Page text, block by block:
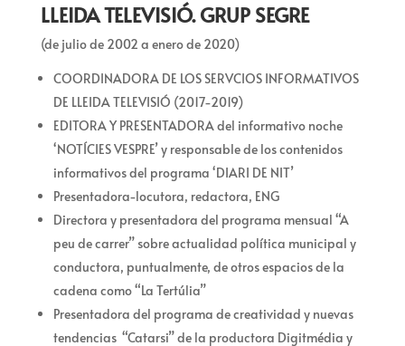
LLEIDA TELEVISIÓ. GRUP SEGRE
(de julio de 2002 a enero de 2020)
COORDINADORA DE LOS SERVCIOS INFORMATIVOS
DE LLEIDA TELEVISIÓ (2017-2019)
EDITORA Y PRESENTADORA del informativo noche
‘NOTÍCIES VESPRE’ y responsable de los contenidos
informativos del programa ‘DIARI DE NIT’
Presentadora-locutora, redactora, ENG
Directora y presentadora del programa mensual “A
peu de carrer” sobre actualidad política municipal y
conductora, puntualmente, de otros espacios de la
cadena como “La Tertúlia”
Presentadora del programa de creatividad y nuevas
tendencias “Catarsi” de la productora Digitmédia y